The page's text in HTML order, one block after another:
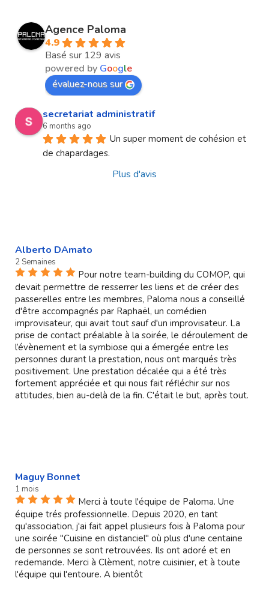
Agence Paloma
4.9
Basé sur 129 avis
powered by Google
évaluez-nous sur
secretariat administratif
6 months ago
Un super moment de cohésion et
de chapardages.
Plus d'avis
Alberto DAmato
2 Semaines
Pour notre team-building du COMOP, qui
devait permettre de resserrer les liens et de créer des
passerelles entre les membres, Paloma nous a conseillé
d'être accompagnés par Raphaël, un comédien
improvisateur, qui avait tout sauf d'un improvisateur. La
prise de contact préalable à la soirée, le déroulement de
l’évènement et la symbiose qui a émergée entre les
personnes durant la prestation, nous ont marqués très
positivement. Une prestation décalée qui a été très
fortement appréciée et qui nous fait réfléchir sur nos
attitudes, bien au-delà de la fin. C'était le but, après tout.
Maguy Bonnet
1 mois
Merci à toute l'équipe de Paloma. Une
équipe trés professionnelle. Depuis 2020, en tant
qu'association, j'ai fait appel plusieurs fois à Paloma pour
une soirée "Cuisine en distanciel" où plus d'une centaine
de personnes se sont retrouvées. Ils ont adoré et en
redemande. Merci à Clèment, notre cuisinier, et à toute
l'équipe qui l'entoure. A bientôt